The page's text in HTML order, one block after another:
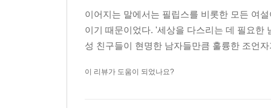
그리고 이 두 학자는 동료와 함께 미국 심리학
동요하면 본능적으로 다른 암컷들에게 의지하
암컷들은 옥시토신을 분출하는데, 이 호르몬은 친
클라인 박사는 이렇게 말한다. “진화론적 관점
이어지는 말에서는 필립스를 비롯한 모든 여
이기 때문이었다. '세상을 다스리는 데 필요한
성 친구들이 현명한 남자들만큼 훌륭한 조언
이 리뷰가 도움이 되었나요?